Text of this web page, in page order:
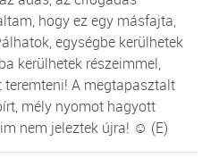
hogy ez egy másfajta,
egységbe kerülhetek
kerülhetek részeimmel,
A megtapasztalt
mély nyomot hagyott
nem jeleztek újra! ☺ (E)